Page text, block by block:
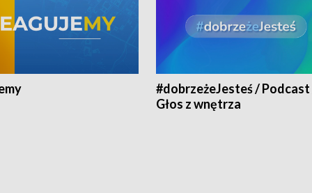
#dobrzeżeJesteś /
Głos z wnętrza